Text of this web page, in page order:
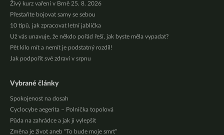
Živý kurz vaření v Brně 25. 8. 2026
Přestaňte bojovat samy se sebou
10 tipů, jak zpracovat letní jablíčka
Už vás unavuje, že někdo pořád řeší, jak byste měla vypadat?
Pět kilo mít a nemít je podstatný rozdíl!
Jak podpořit své zdraví v srpnu
Vybrané články
Spokojenost na dosah
Cyclocybe aegerita – Polnička topolová
Půda na zahrádce a jak ji vylepšit
Změna je život aneb “To bude moje smrt”